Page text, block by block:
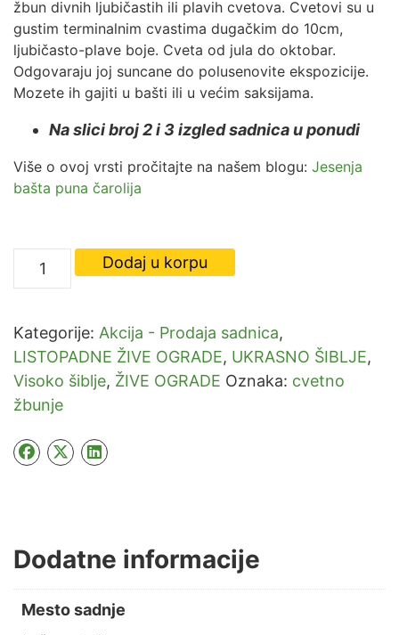
bila:
750.00рсд.
550.00рсд.
žbun divnih ljubičastih ili plavih cvetova. Cvetovi su u
gustim terminalnim cvastima dugačkim do 10cm,
ljubičasto-plave boje. Cveta od jula do oktobar.
Odgovaraju joj suncane do polusenovite ekspozicije.
Mozete ih gajiti u bašti ili u većim saksijama.
Na slici broj 2 i 3 izgled sadnica u ponudi
Više o ovoj vrsti pročitajte na našem blogu: Jesenja
bašta puna čarolija
Letnji
-
Buddleja
količina
Dodaj u korpu
Kategorije: Akcija - Prodaja sadnica,
LISTOPADNE ŽIVE OGRADE, UKRASNO ŠIBLJE,
Visoko šiblje, ŽIVE OGRADE Oznaka: cvetno
žbunje
Dodatne informacije
Mesto sadnje